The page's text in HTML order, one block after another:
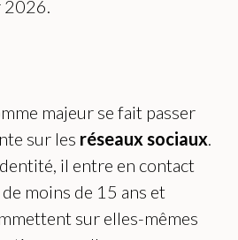
2026.
majeur se fait passer
sur les réseaux sociaux.
il entre en contact
moins de 15 ans et
sur elles-mêmes